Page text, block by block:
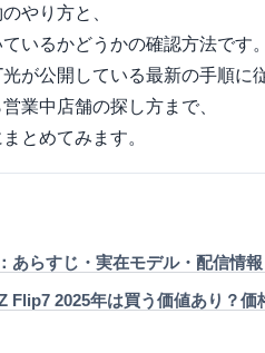
やり方と、
いるかどうかの確認方法です
が公開している最新の手順に
業中店舗の探し方まで、
とめてみます。
あらすじ・実在モデル・配信情
Flip7 2025年は買う価値あり？価